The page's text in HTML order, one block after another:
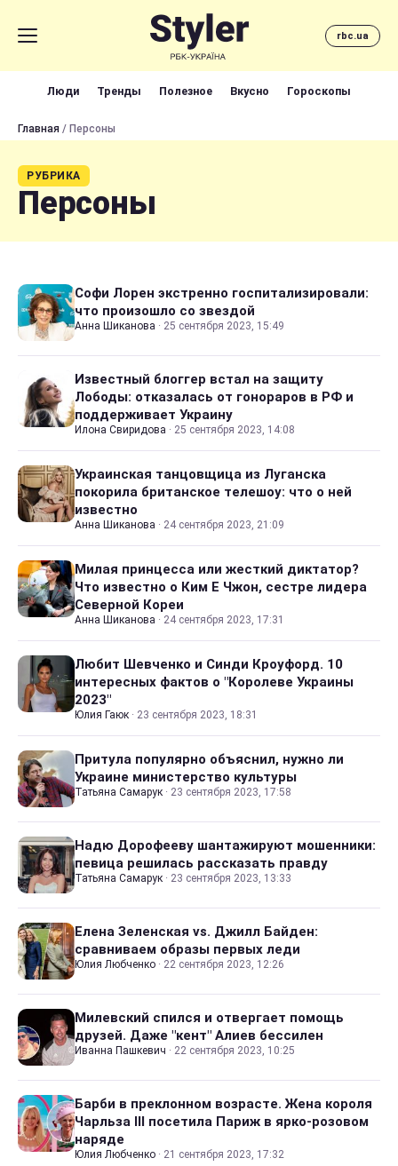
rbc.ua
Люди Тренды Полезное Вкусно Гороскопы
Главная / Персоны
РУБРИКА
Персоны
Софи Лорен экстренно госпитализировали:
что произошло со звездой
Анна Шиканова · 25 сентября 2023, 15:49
Известный блоггер встал на защиту
Лободы: отказалась от гонораров в РФ и
поддерживает Украину
Илона Свиридова · 25 сентября 2023, 14:08
Украинская танцовщица из Луганска
покорила британское телешоу: что о ней
известно
Анна Шиканова · 24 сентября 2023, 21:09
Милая принцесса или жесткий диктатор?
Что известно о Ким Е Чжон, сестре лидера
Северной Кореи
Анна Шиканова · 24 сентября 2023, 17:31
Любит Шевченко и Синди Кроуфорд. 10
интересных фактов о "Королеве Украины
2023"
Юлия Гаюк · 23 сентября 2023, 18:31
Притула популярно объяснил, нужно ли
Украине министерство культуры
Татьяна Самарук · 23 сентября 2023, 17:58
Надю Дорофееву шантажируют мошенники:
певица решилась рассказать правду
Татьяна Самарук · 23 сентября 2023, 13:33
Елена Зеленская vs. Джилл Байден:
сравниваем образы первых леди
Юлия Любченко · 22 сентября 2023, 12:26
Милевский спился и отвергает помощь
друзей. Даже "кент" Алиев бессилен
Иванна Пашкевич · 22 сентября 2023, 10:25
Барби в преклонном возрасте. Жена короля
Чарльза III посетила Париж в ярко-розовом
наряде
Юлия Любченко · 21 сентября 2023, 17:32